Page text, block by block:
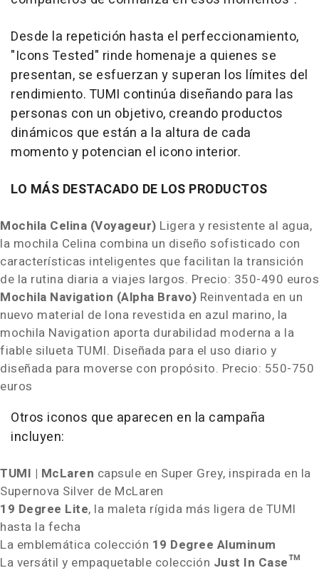
Desde la repetición hasta el perfeccionamiento,
"Icons Tested" rinde homenaje a quienes se
presentan, se esfuerzan y superan los límites del
rendimiento. TUMI continúa diseñando para las
personas con un objetivo, creando productos
dinámicos que están a la altura de cada
momento y potencian el icono interior.
LO MÁS DESTACADO DE LOS PRODUCTOS
Mochila Celina (Voyageur) Ligera y resistente al agua,
la mochila Celina combina un diseño sofisticado con
características inteligentes que facilitan la transición
de la rutina diaria a viajes largos. Precio: 350-490 euros
Mochila Navigation (Alpha Bravo) Reinventada en un
nuevo material de lona revestida en azul marino, la
mochila Navigation aporta durabilidad moderna a la
fiable silueta TUMI. Diseñada para el uso diario y
diseñada para moverse con propósito. Precio: 550-750
euros
Otros iconos que aparecen en la campaña
incluyen:
TUMI | McLaren capsule en Super Grey, inspirada en la
Supernova Silver de McLaren
19 Degree Lite, la maleta rígida más ligera de TUMI
hasta la fecha
La emblemática colección 19 Degree Aluminum
La versátil y empaquetable colección Just In Case™